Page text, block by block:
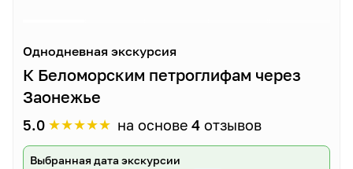
Однодневная экскурсия
К Беломорским петроглифам через
Заонежье
5.0 ★★★★★ на основе 4 отзывов
Выбранная дата экскурсии